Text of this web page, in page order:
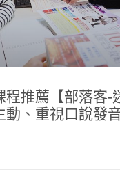
推薦【部落客-
動、重視口說發